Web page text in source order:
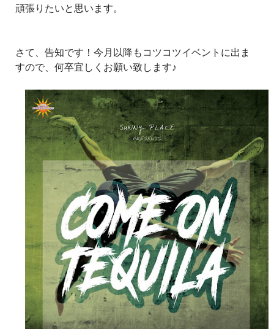
頑張りたいと思います。
さて、告知です！今月以降もコツコツイベントに出ま
すので、何卒宜しくお願い致します♪